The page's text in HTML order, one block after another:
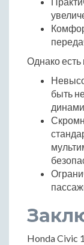
Однако есть
быть
Honda Civic